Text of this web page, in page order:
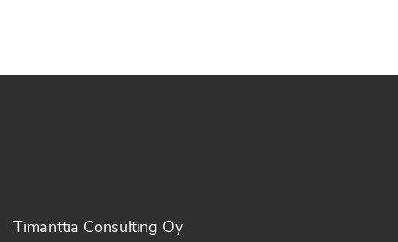
Timanttia Consulting Oy